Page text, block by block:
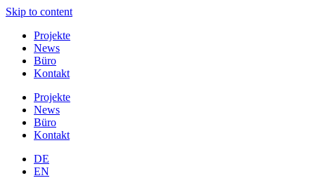
Skip to content
Projekte
News
Büro
Kontakt
Projekte
News
Büro
Kontakt
DE
EN